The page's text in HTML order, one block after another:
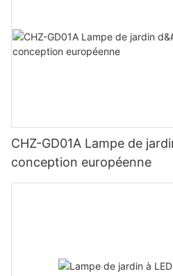
CHZ-GD01A Lampe de
conception européenne